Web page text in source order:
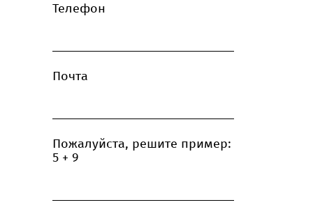
Телефон
Почта
Пожалуйста, решите пример:
5 + 9